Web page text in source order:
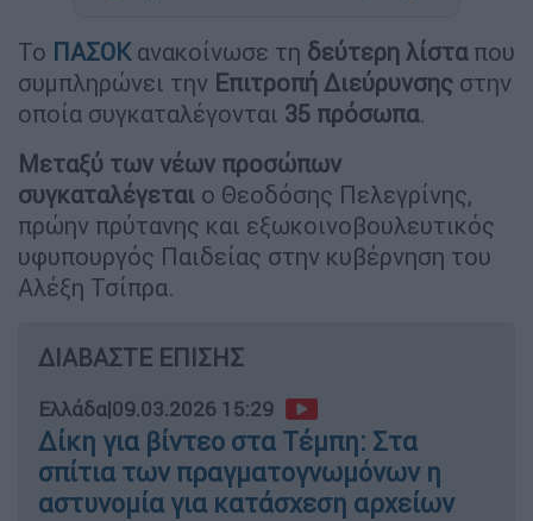
Το ΠΑΣΟΚ ανακοίνωσε τη δεύτερη λίσταπου
συμπληρώνει την Επιτροπή Διεύρυνσης στην
οποία συγκαταλέγονται 35 πρόσωπα.
Μεταξύ των νέων προσώπων
συγκαταλέγεται ο Θεοδόσης Πελεγρίνης,
πρώην πρύτανης και εξωκοινοβουλευτικός
υφυπουργός Παιδείας στην κυβέρνηση του
Αλέξη Τσίπρα.
ΔΙΑΒΑΣΤΕ ΕΠΙΣΗΣ
Ελλάδα|09.03.2026 15:29
Δίκη για βίντεο στα Τέμπη: Στα
σπίτια των πραγματογνωμόνων η
αστυνομία για κατάσχεση αρχείων